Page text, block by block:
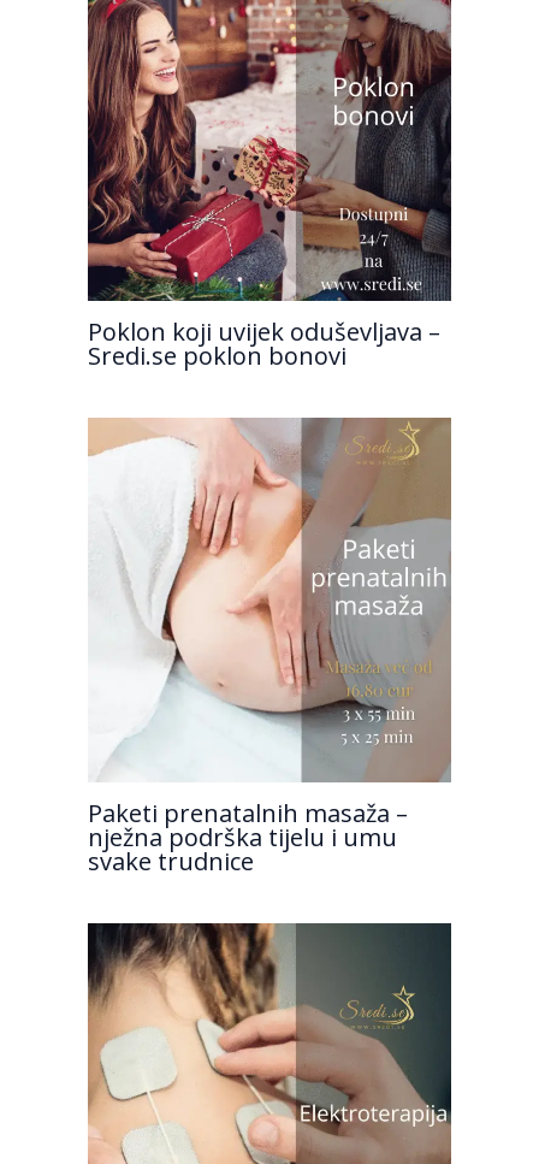
Poklon koji uvijek oduševljava –
Sredi.se poklon bonovi
Paketi prenatalnih masaža –
nježna podrška tijelu i umu
svake trudnice